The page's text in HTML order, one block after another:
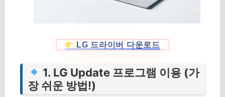
LG 드라이버 다운로드
1. LG Update 프로그램 이용 (가
장 쉬운 방법!)